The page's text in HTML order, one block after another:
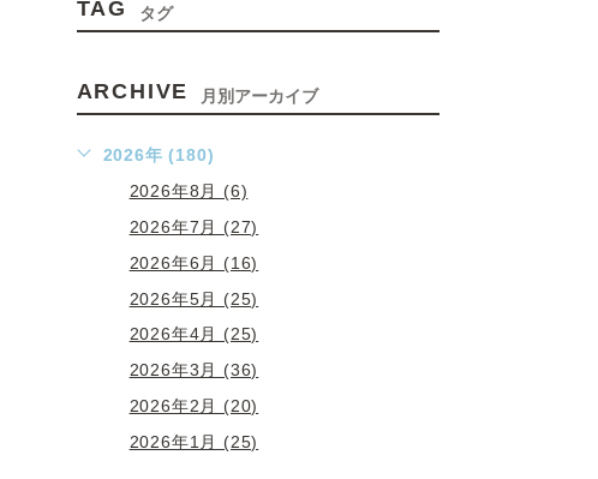
TAG タグ
ARCHIVE 月別アーカイブ
2026年 (180)
2026年8月 (6)
2026年7月 (27)
2026年6月 (16)
2026年5月 (25)
2026年4月 (25)
2026年3月 (36)
2026年2月 (20)
2026年1月 (25)